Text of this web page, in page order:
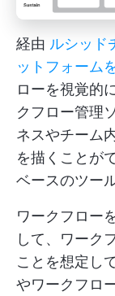
経由 ルシッド
ットフォーム
ローを視覚的
クフロー管理
ネスやチーム
を描くことが
ベースのツー
ワークフロー
して、ワーク
ことを想定し
やワークフロ